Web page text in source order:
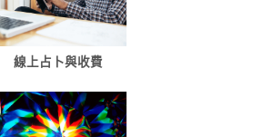
線上占卜與收費